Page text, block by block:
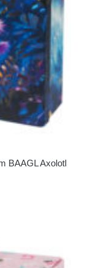
BAAGL Axolotl